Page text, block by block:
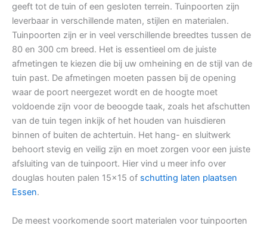
geeft tot de tuin of een gesloten terrein. Tuinpoorten zijn
leverbaar in verschillende maten, stijlen en materialen.
Tuinpoorten zijn er in veel verschillende breedtes tussen de
80 en 300 cm breed. Het is essentieel om de juiste
afmetingen te kiezen die bij uw omheining en de stijl van de
tuin past. De afmetingen moeten passen bij de opening
waar de poort neergezet wordt en de hoogte moet
voldoende zijn voor de beoogde taak, zoals het afschutten
van de tuin tegen inkijk of het houden van huisdieren
binnen of buiten de achtertuin. Het hang- en sluitwerk
behoort stevig en veilig zijn en moet zorgen voor een juiste
afsluiting van de tuinpoort. Hier vind u meer info over
douglas houten palen 15×15 of schutting laten plaatsen
Essen.
De meest voorkomende soort materialen voor tuinpoorten